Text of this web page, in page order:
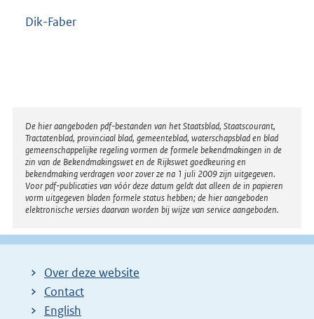
Dik-Faber
Disclaimer
De hier aangeboden pdf-bestanden van het Staatsblad, Staatscourant,
Tractatenblad, provinciaal blad, gemeenteblad, waterschapsblad en blad
gemeenschappelijke regeling vormen de formele bekendmakingen in de
zin van de Bekendmakingswet en de Rijkswet goedkeuring en
bekendmaking verdragen voor zover ze na 1 juli 2009 zijn uitgegeven.
Voor pdf-publicaties van vóór deze datum geldt dat alleen de in papieren
vorm uitgegeven bladen formele status hebben; de hier aangeboden
elektronische versies daarvan worden bij wijze van service aangeboden.
Over deze website
Contact
English